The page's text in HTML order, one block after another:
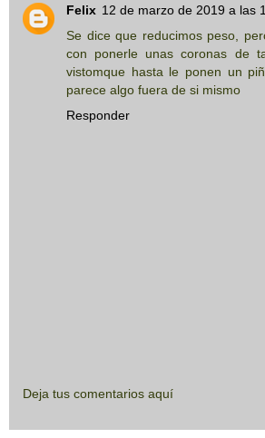
Felix 12 de marzo de 2019 a las
Se dice que reducimos peso,
con ponerle unas coronas de
vistomque hasta le ponen un
parece algo fuera de si mismo
Responder
Deja tus comentarios aquí